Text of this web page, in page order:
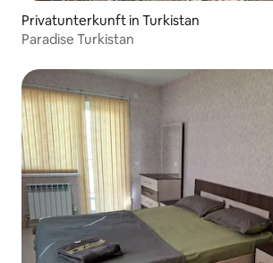
Privatunterkunft in Turkistan
Paradise Turkistan